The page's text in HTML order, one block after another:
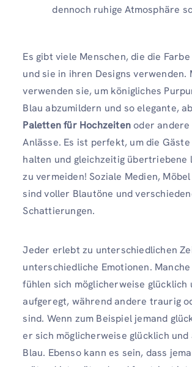
dennoch ruhige Atmosphäre
Es gibt viele Menschen, die die
und sie in ihren Designs verwenden.
verwenden sie, um königliches
Blau abzumildern und so elegante,
Paletten für Hochzeitenoder
Anlässe. Es ist perfekt, um die
halten und gleichzeitig übertriebene
zu vermeiden! Soziale Medien, Möbel
sind voller Blautöne und
Schattierungen.
Jeder erlebt zu unterschiedlichen
unterschiedliche Emotionen.
fühlen sich möglicherweise glücklich
aufgeregt, während andere traurig
sind. Wenn zum Beispiel jemand
er sich möglicherweise glücklich und
Blau. Ebenso kann es sein, dass